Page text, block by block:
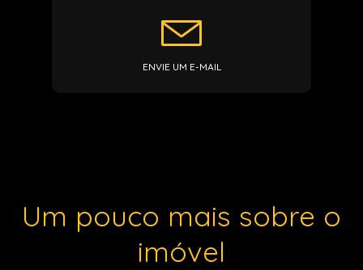
ENVIE UM E-MAIL
Um pouco mais sobre o
imóvel